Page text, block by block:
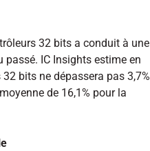
32 bits a conduit à une
passé. IC Insights estime en
bits ne dépassera pas 3,7%
de 16,1% pour la